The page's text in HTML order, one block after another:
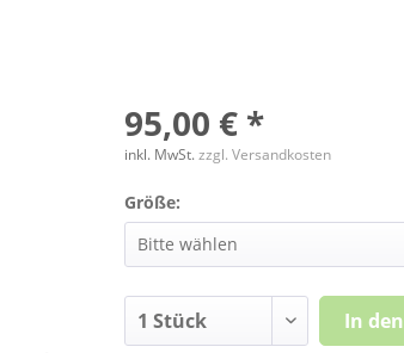
95,00 € *
inkl. MwSt.zzgl. Versandkosten
Größe:
In den